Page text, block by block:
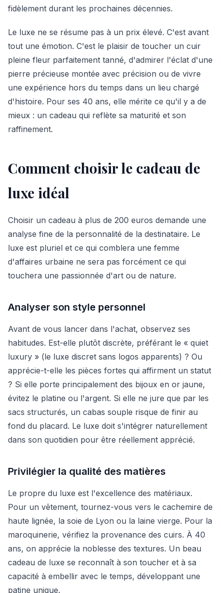
fidèlement durant les prochaines décennies.
Le luxe ne se résume pas à un prix élevé. C'est avant
tout une émotion. C'est le plaisir de toucher un cuir
pleine fleur parfaitement tanné, d'admirer l'éclat d'une
pierre précieuse montée avec précision ou de vivre
une expérience hors du temps dans un lieu chargé
d'histoire. Pour ses 40 ans, elle mérite ce qu'il y a de
mieux : un cadeau qui reflète sa maturité et son
raffinement.
Comment choisir le cadeau de
luxe idéal
Choisir un cadeau à plus de 200 euros demande une
analyse fine de la personnalité de la destinataire. Le
luxe est pluriel et ce qui comblera une femme
d'affaires urbaine ne sera pas forcément ce qui
touchera une passionnée d'art ou de nature.
Analyser son style personnel
Avant de vous lancer dans l'achat, observez ses
habitudes. Est-elle plutôt discrète, préférant le « quiet
luxury » (le luxe discret sans logos apparents) ? Ou
apprécie-t-elle les pièces fortes qui affirment un statut
? Si elle porte principalement des bijoux en or jaune,
évitez le platine ou l'argent. Si elle ne jure que par les
sacs structurés, un cabas souple risque de finir au
fond du placard. Le luxe doit s'intégrer naturellement
dans son quotidien pour être réellement apprécié.
Privilégier la qualité des matières
Le propre du luxe est l'excellence des matériaux.
Pour un vêtement, tournez-vous vers le cachemire de
haute lignée, la soie de Lyon ou la laine vierge. Pour la
maroquinerie, vérifiez la provenance des cuirs. À 40
ans, on apprécie la noblesse des textures. Un beau
cadeau de luxe se reconnaît à son toucher et à sa
capacité à embellir avec le temps, développant une
patine unique.